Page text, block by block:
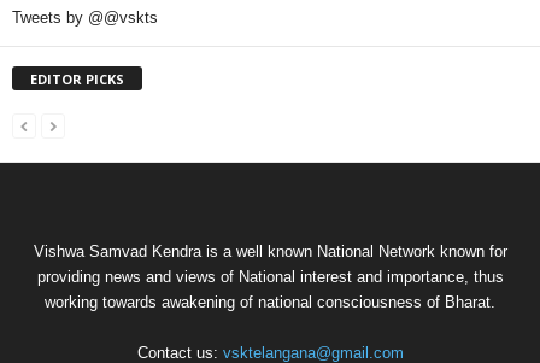
Tweets by @@vskts
EDITOR PICKS
Vishwa Samvad Kendra is a well known National Network known for
providing news and views of National interest and importance, thus
working towards awakening of national consciousness of Bharat.
Contact us: vsktelangana@gmail.com